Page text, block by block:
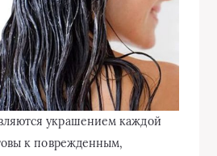
украшением каждой
к поврежденным,